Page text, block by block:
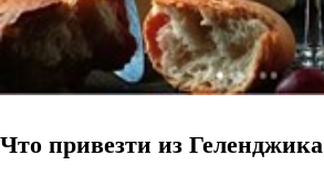
Что привезти из Геленджика